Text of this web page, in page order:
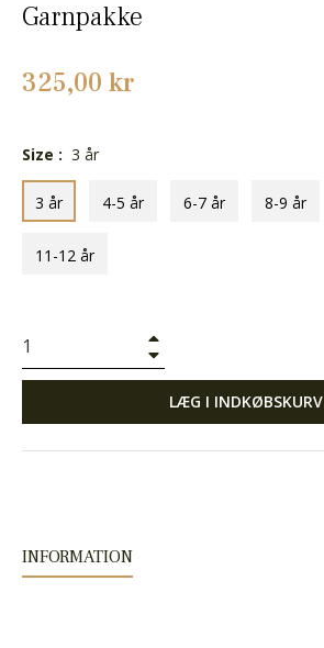
Garnpakke
Normalpris
325,00 kr
Size : 3 år
3 år 4-5 år 6-7 år 8-9 år
11-12 år
LÆG I INDKØBSKURV
INFORMATION